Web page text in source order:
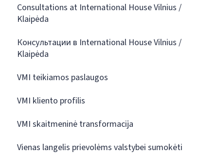
Consultations at International House Vilnius /
Klaipėda
Консультации в International House Vilnius /
Klaipėda
VMI teikiamos paslaugos
VMI kliento profilis
VMI skaitmeninė transformacija
Vienas langelis prievolėms valstybei sumokėti